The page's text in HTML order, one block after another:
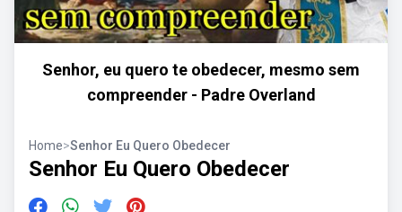
Senhor, eu quero te obedecer, mesmo sem
compreender - Padre Overland
Home>Senhor Eu Quero Obedecer
Senhor Eu Quero Obedecer